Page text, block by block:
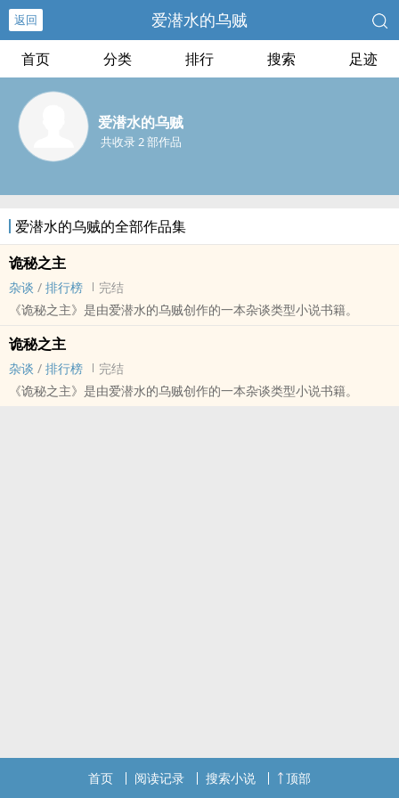
返回 爱潜水的乌贼
首页 分类 排行 搜索 足迹
爱潜水的乌贼
共收录 2 部作品
爱潜水的乌贼的全部作品集
诡秘之主
杂谈 / 排行榜
完结
《诡秘之主》是由爱潜水的乌贼创作的一本杂谈类型小说书籍。
诡秘之主
杂谈 / 排行榜
完结
《诡秘之主》是由爱潜水的乌贼创作的一本杂谈类型小说书籍。
首页 阅读记录 搜索小说 顶部